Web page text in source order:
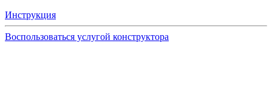
Инструкция
Воспользоваться услугой конструктора